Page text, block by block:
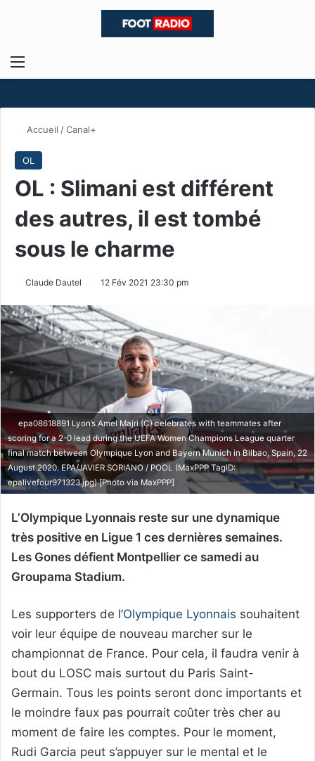
Menu
Accueil /Canal+
OL
OL : Slimani est différent
des autres, il est tombé
sous le charme
Claude Dautel 12 Fév 2021 23:30 pm
epa08618891 Lyon’s Amel Majri (C) celebrates with teammates after
scoring for a 2-0 lead during the UEFA Women Champions League quarter
final match between Olympique Lyon and Bayern Munich in Bilbao, Spain, 22
August 2020. EPA/JAVIER SORIANO / POOL (MaxPPP TagID:
epalivefour971323.jpg) [Photo via MaxPPP]
L’Olympique Lyonnais reste sur une dynamique
très positive en Ligue 1 ces dernières semaines.
Les Gones défient Montpellier ce samedi au
Groupama Stadium.
Les supporters de l’Olympique Lyonnais souhaitent
voir leur équipe de nouveau marcher sur le
championnat de France. Pour cela, il faudra venir à
bout du LOSC mais surtout du Paris Saint-
Germain. Tous les points seront donc importants et
le moindre faux pas pourrait coûter très cher au
moment de faire les comptes. Pour le moment,
Rudi Garcia peut s’appuyer sur le mental et le